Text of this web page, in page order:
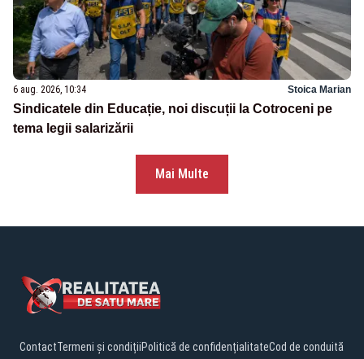
6 aug. 2026, 10:34 Stoica Marian
Sindicatele din Educație, noi discuții la Cotroceni pe
tema legii salarizării
Mai Multe
ContactTermeni și condițiiPolitică de confidențialitateCod de conduită